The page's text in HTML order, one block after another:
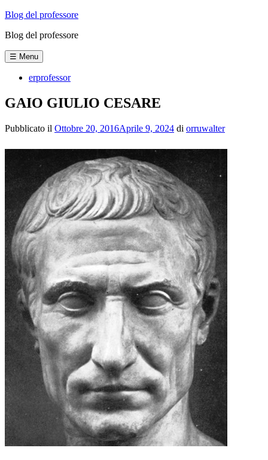
Vai
contenuto
Blog del professore
Blog del professore
☰ Menu
erprofessor
GAIO GIULIO CESARE
Pubblicato il Ottobre 20, 2016Aprile 9, 2024 di orruwalter